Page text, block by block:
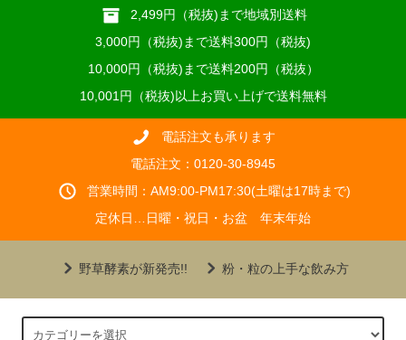
2,499円（税抜)まで地域別送料
3,000円（税抜)まで送料300円（税抜)
10,000円（税抜)まで送料200円（税抜）
10,001円（税抜)以上お買い上げで送料無料
電話注文も承ります
電話注文：0120-30-8945
営業時間：AM9:00-PM17:30(土曜は17時まで)
定休日…日曜・祝日・お盆 年末年始
野草酵素が新発売!! 粉・粒の上手な飲み方